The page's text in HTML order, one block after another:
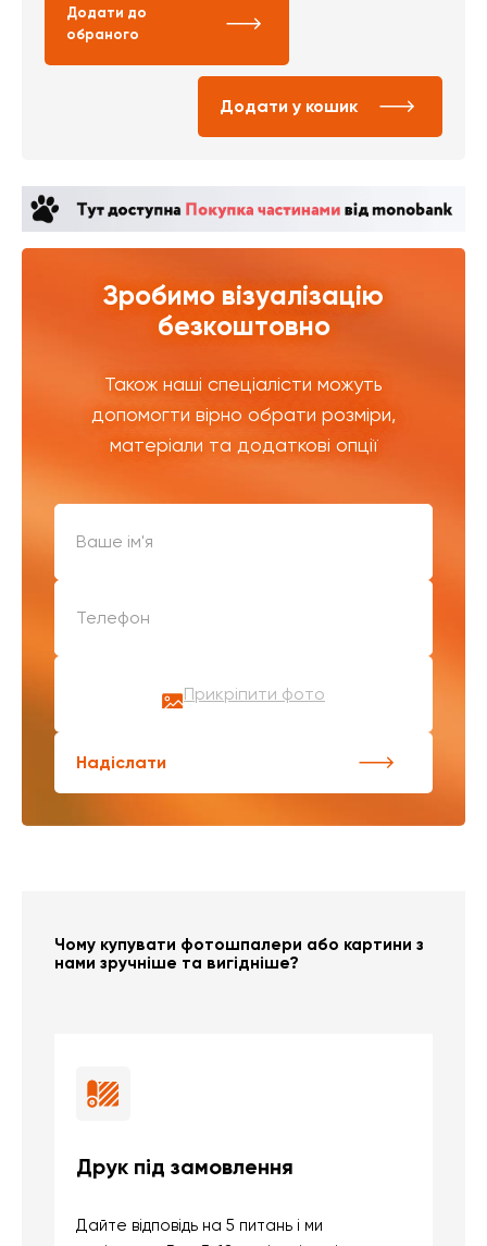
Додати до
обраного
Додати у кошик
Зробимо візуалізацію
безкоштовно
Також наші спеціалісти можуть
допомогти вірно обрати розміри,
матеріали та додаткові опції
Прикріпити фото
Надіслати
Чому купувати фотошпалери або картини з
нами зручніше та вигідніше?
Друк під замовлення
Дайте відповідь на 5 питань і ми